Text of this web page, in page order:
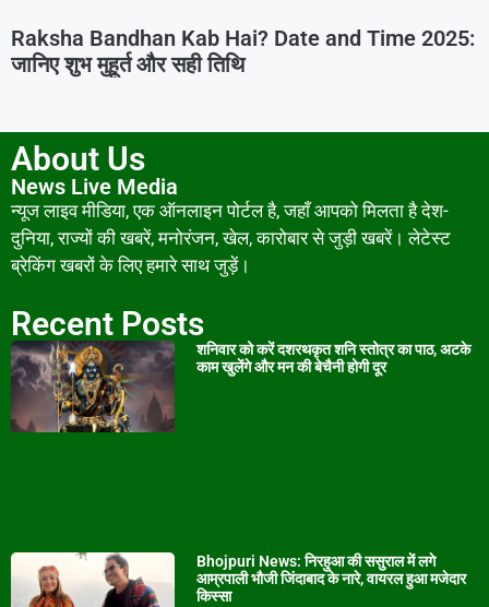
Raksha Bandhan Kab Hai? Date and Time 2025:
जानिए शुभ मुहूर्त और सही तिथि
About Us
News Live Media
न्यूज लाइव मीडिया, एक ऑनलाइन पोर्टल है, जहाँ आपको मिलता है देश-
दुनिया, राज्यों की खबरें, मनोरंजन, खेल, कारोबार से जुड़ी खबरें। लेटेस्ट
ब्रेकिंग खबरों के लिए हमारे साथ जुड़ें।
Recent Posts
शनिवार को करें दशरथकृत शनि स्तोत्र का पाठ, अटके
काम खुलेंगे और मन की बेचैनी होगी दूर
Bhojpuri News: निरहुआ की ससुराल में लगे
आम्रपाली भौजी जिंदाबाद के नारे, वायरल हुआ मजेदार
किस्सा